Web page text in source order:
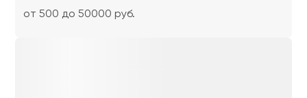
от 500 до 50000 руб.